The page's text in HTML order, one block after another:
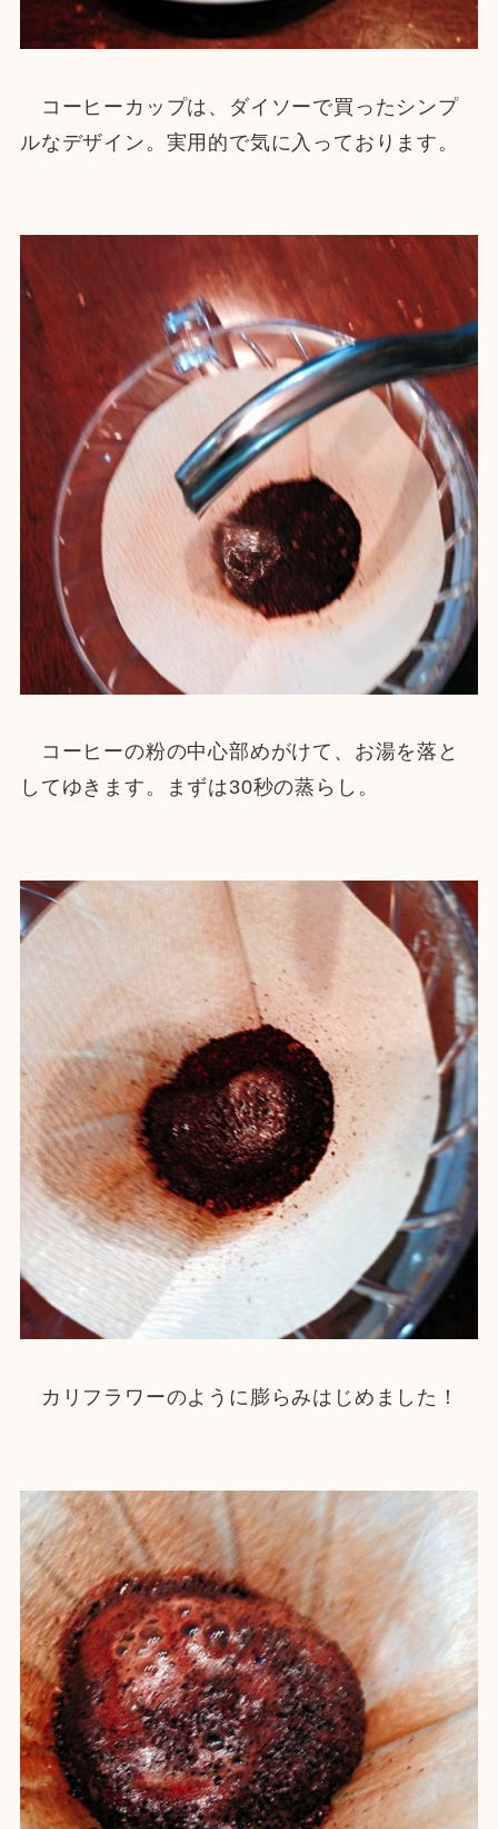
コーヒーカップは、ダイソーで買ったシンプ
ルなデザイン。実用的で気に入っております。
コーヒーの粉の中心部めがけて、お湯を落と
してゆきます。まずは30秒の蒸らし。
カリフラワーのように膨らみはじめました！